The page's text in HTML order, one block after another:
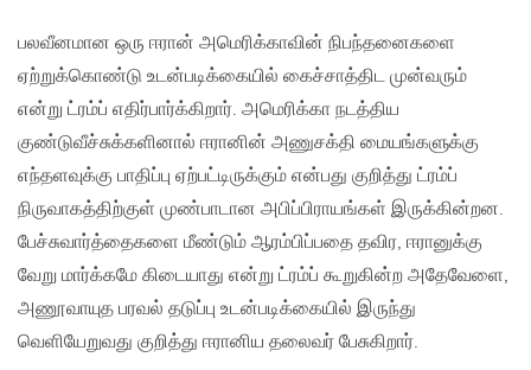
பலவீனமான ஒரு ஈரான் அமெரிக்காவின் நிபந்தனைகளை
ஏற்றுக்கொண்டு உடன்படிக்கையில் கைச்சாத்திட முன்வரும்
என்று ட்ரம்ப் எதிர்பார்க்கிறார். அமெரிக்கா நடத்திய
குண்டுவீச்சுக்களினால் ஈரானின் அணுசக்தி மையங்களுக்கு
எந்தளவுக்கு பாதிப்பு ஏற்பட்டிருக்கும் என்பது குறித்து ட்ரம்ப்
நிருவாகத்திற்குள் முண்பாடான அபிப்பிராயங்கள் இருக்கின்றன.
பேச்சுவார்த்தைகளை மீண்டும் ஆரம்பிப்பதை தவிர, ஈரானுக்கு
வேறு மார்க்கமே கிடையாது என்று ட்ரம்ப் கூறுகின்ற அதேவேளை,
அணூவாயுத பரவல் தடுப்பு உடன்படிக்கையில் இருந்து
வெளியேறுவது குறித்து ஈரானிய தலைவர் பேசுகிறார்.